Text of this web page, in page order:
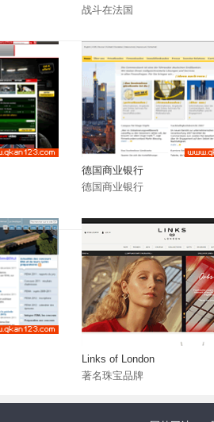
战斗在法国
德国商业银行
德国商业银行
Links of London
著名珠宝品牌